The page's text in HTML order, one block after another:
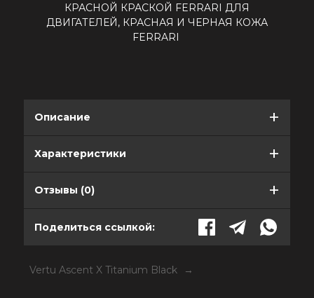
КРАСНОЙ КРАСКОЙ FERRARI ДЛЯ
ДВИГАТЕЛЕЙ, КРАСНАЯ И ЧЕРНАЯ КОЖА
FERRARI
Описание
Характеристики
Отзывы (0)
Поделиться ссылкой:
Vertu Ascent X Titanium Black